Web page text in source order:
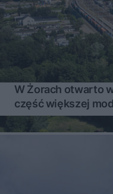
W Żorach otwarto
część większej